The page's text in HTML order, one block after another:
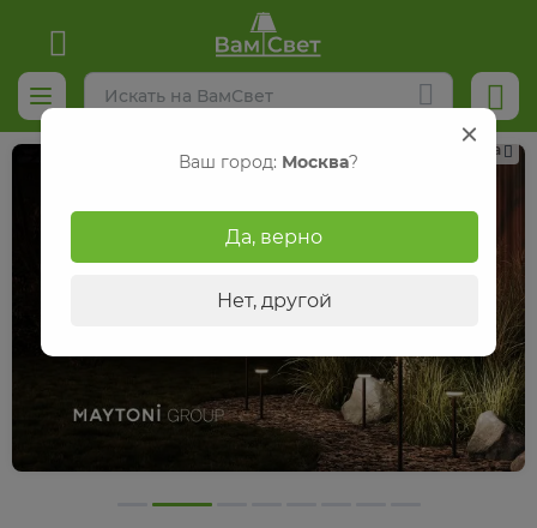
Реклама
Ваш город: Москва?
Да, верно
Нет, другой